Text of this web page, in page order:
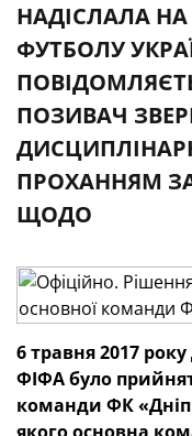
НАДІСЛАЛА НА
ФУТБОЛУ
ПОЗИВАЧ
ПРОХАННЯМ
ЩОДО
6 травня 2017
ФІФА було
команди ФК